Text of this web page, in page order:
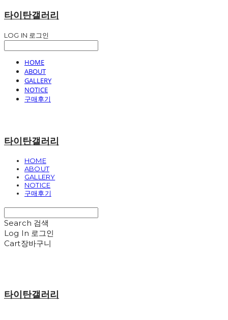
타이탄갤러리
LOG IN 로그인
HOME
ABOUT
GALLERY
NOTICE
구매후기
타이탄갤러리
HOME
ABOUT
GALLERY
NOTICE
구매후기
Search 검색
Log In 로그인
Cart장바구니
타이탄갤러리